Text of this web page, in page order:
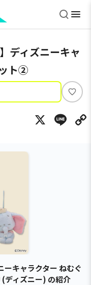
ディズニーキャ
ト②
い
ね
X
ーキャラクター ねむぐ
ディズニー) の紹介